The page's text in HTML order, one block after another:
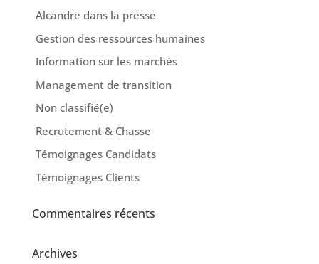
Alcandre dans la presse
Gestion des ressources humaines
Information sur les marchés
Management de transition
Non classifié(e)
Recrutement & Chasse
Témoignages Candidats
Témoignages Clients
Commentaires récents
Archives